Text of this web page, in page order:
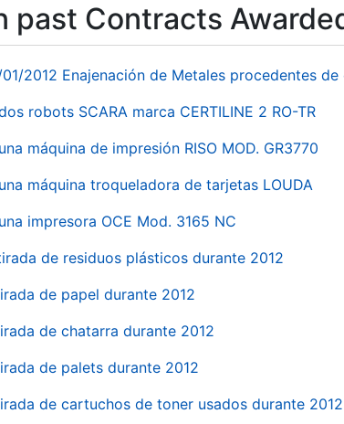
past Contracts
01/2012 Enajenación de Metales procedentes
robots SCARA marca CERTILINE 2 RO-TR
máquina de impresión RISO MOD. GR3770
máquina troqueladora de tarjetas LOUDA
impresora OCE Mod. 3165 NC
de residuos plásticos durante 2012
de papel durante 2012
de chatarra durante 2012
de palets durante 2012
de cartuchos de toner usados durante 2012